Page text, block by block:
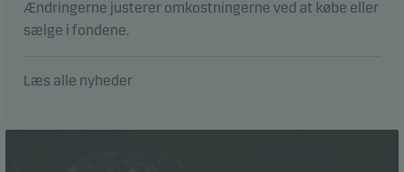
Ændringerne justerer omkostningerne ved at købe eller
sælge i fondene.
Læs alle nyheder